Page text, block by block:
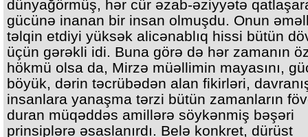
dünyağörmüş, hər cür əzab-əziyyətə
gücünə inanan bir insan olmuşdu. Onun
təlqin etdiyi yüksək alicənablıq hissi bütün
üçün gərəkli idi. Buna görə də hər zamanın
hökmü olsa da, Mirzə müəllimin mayasını,
böyük, dərin təcrübədən alan fikirləri,
insanlara yanaşma tərzi bütün zamanların
duran müqəddəs amillərə söykənmiş bəşəri
prinsiplərə əsaslanırdı. Belə konkret, dürüst